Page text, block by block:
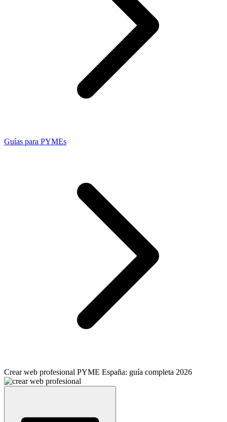
Guías para PYMEs
Crear web profesional PYME España: guía completa 2026